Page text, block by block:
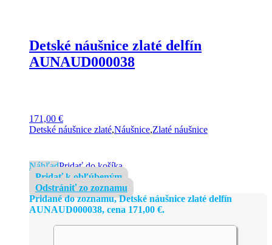
Detské náušnice zlaté delfín
AUNAUD000038
171,00 €
Detské náušnice zlaté,Náušnice,Zlaté náušnice
NáhľadPridať do košíka
Pridať k obľúbeným
Odstrániť zo zoznamu
Pridané do zoznamu, Detské náušnice zlaté delfín
AUNAUD000038, cena 171,00 €.